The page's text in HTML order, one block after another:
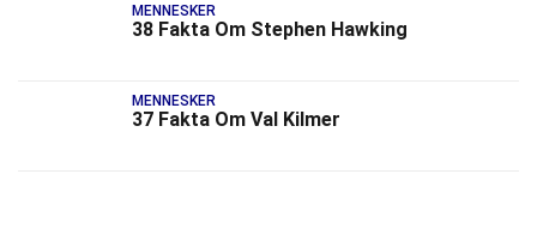
MENNESKER
38 Fakta Om Stephen Hawking
MENNESKER
37 Fakta Om Val Kilmer